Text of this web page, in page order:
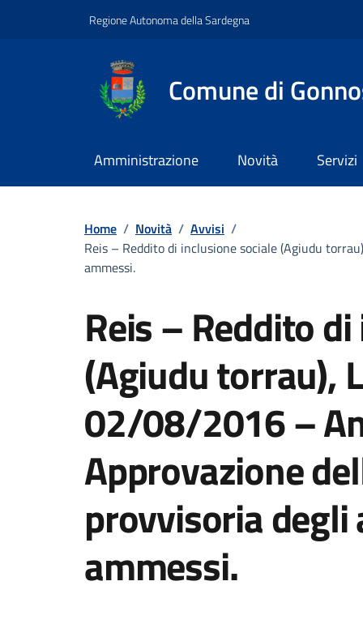
Regione Autonoma della Sardegna
Comune di
Amministrazione Novità Servizi
Home / Novità / Avvisi /
Reis – Reddito di inclusione sociale (Agiudu
ammessi.
Reis – Reddito
(Agiudu torrau),
02/08/2016 –
Approvazione
provvisoria degli
ammessi.